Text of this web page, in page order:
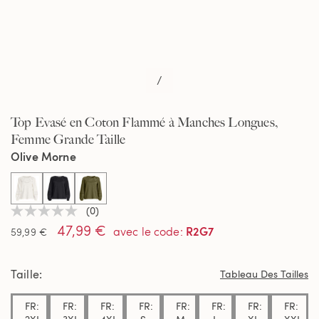
/
Top Evasé en Coton Flammé à Manches Longues,
Femme Grande Taille
Aucune
valeur
de
sur
même
page.
(0)
59,99 €
47,99 € avec le code: R2G7
Olive Morne
selected
Taille Tableau Des Tailles
FR:
FR:
FR:
FR:
FR:
FR:
FR:
FR: